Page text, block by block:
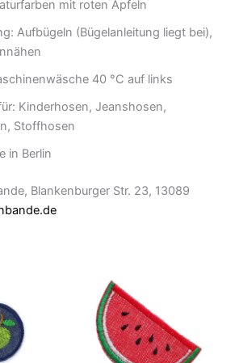
mit roten Äpfeln
Aufbügeln (Bügelanleitung liegt bei),
40 °C auf links
Kinderhosen, Jeanshosen,
Stoffhosen
in Berlin
Blankenburger Str. 23, 13089